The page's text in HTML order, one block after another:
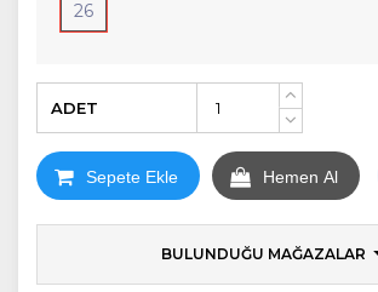
26
+
ADET
Sepete Ekle Hemen Al
BULUNDUĞU MAĞAZALAR